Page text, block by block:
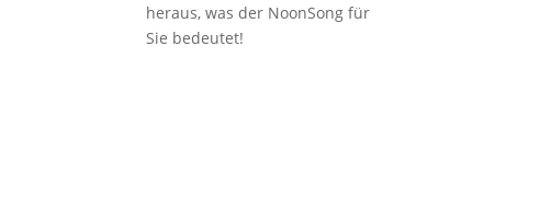
heraus, was der NoonSong für
Sie bedeutet!